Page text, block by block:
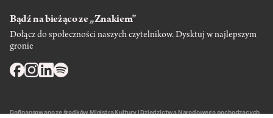
Bądź na bieżąco ze „Znakiem”
Dołącz do społeczności naszych czytelnikow. Dysktuj w najlepszym
gronie
Dofinansowano ze środków Ministra Kultury i Dziedzictwa Narodowego pochodzących